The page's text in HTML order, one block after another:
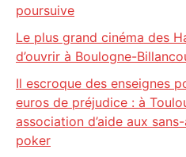
poursuive
Le plus grand cinéma des
d’ouvrir à Boulogne-
Il escroque des enseignes
euros de préjudice : à
association d’aide aux
poker